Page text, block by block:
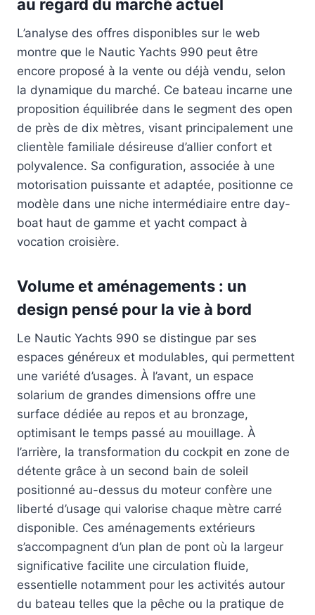
au regard du marché actuel
L’analyse des offres disponibles sur le web
montre que le Nautic Yachts 990 peut être
encore proposé à la vente ou déjà vendu, selon
la dynamique du marché. Ce bateau incarne une
proposition équilibrée dans le segment des open
de près de dix mètres, visant principalement une
clientèle familiale désireuse d’allier confort et
polyvalence. Sa configuration, associée à une
motorisation puissante et adaptée, positionne ce
modèle dans une niche intermédiaire entre day-
boat haut de gamme et yacht compact à
vocation croisière.
Volume et aménagements : un
design pensé pour la vie à bord
Le Nautic Yachts 990 se distingue par ses
espaces généreux et modulables, qui permettent
une variété d’usages. À l’avant, un espace
solarium de grandes dimensions offre une
surface dédiée au repos et au bronzage,
optimisant le temps passé au mouillage. À
l’arrière, la transformation du cockpit en zone de
détente grâce à un second bain de soleil
positionné au-dessus du moteur confère une
liberté d’usage qui valorise chaque mètre carré
disponible. Ces aménagements extérieurs
s’accompagnent d’un plan de pont où la largeur
significative facilite une circulation fluide,
essentielle notamment pour les activités autour
du bateau telles que la pêche ou la pratique de